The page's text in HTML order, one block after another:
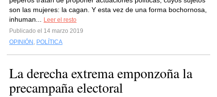
son las mujeres: la cagan. Y esta vez de una forma bochornosa,
inhuman...
Leer el resto
Publicado el 14 marzo 2019
OPINIÓN , POLÍTICA
La derecha extrema emponzoña la
precampaña electoral